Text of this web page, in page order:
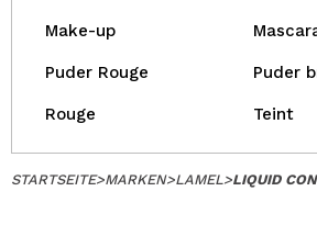
Make-up
Puder Rouge Puder
Rouge Teint
STARTSEITE>MARKEN>LAMEL>LIQUID